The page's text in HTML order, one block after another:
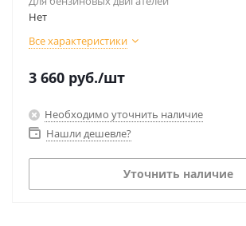
Нет
Все характеристики
3 660 руб./шт
Необходимо уточнить наличие
Нашли дешевле?
Уточнить наличие